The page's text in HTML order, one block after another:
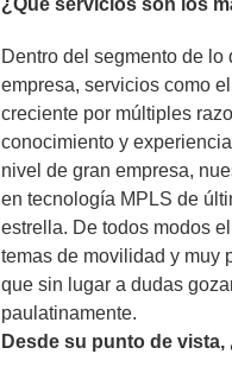
¿Qué servicios son los
Dentro del segmento de
empresa, servicios como
creciente por múltiples
conocimiento y
nivel de gran empresa,
en tecnología MPLS de
estrella. De todos modos
temas de movilidad y muy
que sin lugar a dudas
paulatinamente.
Desde su punto de